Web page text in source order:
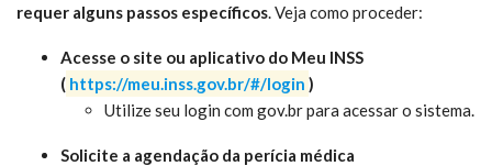
requer alguns passos específicos . Veja como proceder:
Acesse o site ou aplicativo do Meu INSS
( https://meu.inss.gov.br/#/login )
Utilize seu login com gov.br para acessar o sistema.
Solicite a agendação da perícia médica